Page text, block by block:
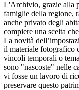
L'Archivio, grazie alla
famiglie della regione,
anche privato degli
compiere una scelta
La novità
il materiale fotografico
vincoli temporali o
sono "nascoste" nelle
vi fosse un lavoro di
preservare questo